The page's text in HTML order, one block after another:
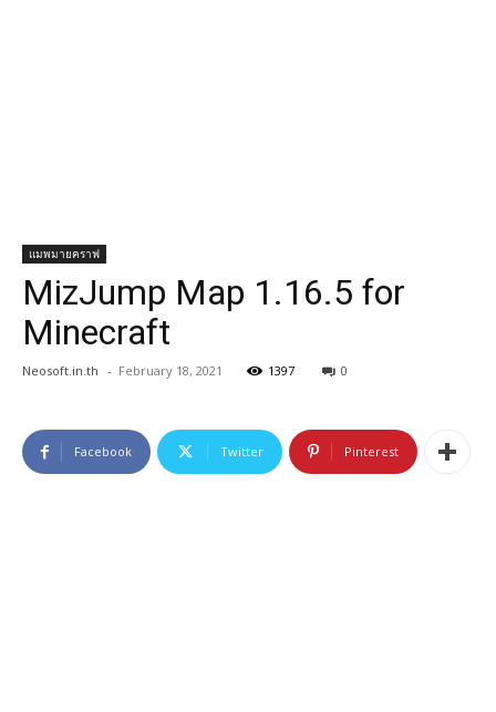
แมพมายคราฟ
MizJump Map 1.16.5 for
Minecraft
Neosoft.in.th - February 18, 2021 1397 0
Facebook Twitter Pinterest